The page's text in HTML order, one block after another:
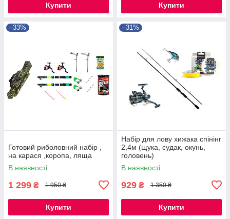
Купити Купити
–33%
Готовий риболовний набір ,
на карася ,коропа, ляща
В наявності
1 299 ₴ 1 950 ₴
Купити
–31%
Набір для лову хижака спінінг
2,4м (щука, судак, окунь,
головень)
В наявності
929 ₴ 1 350 ₴
Купити